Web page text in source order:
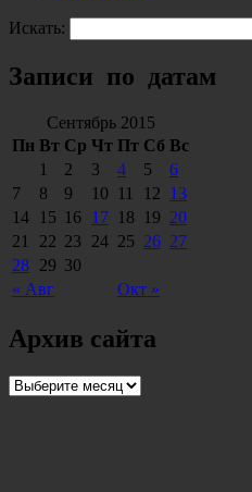
Искать:
Записи по датам
Сентябрь 2015
Пн Вт Ср Чт Пт Сб Вс
« Авг Окт »
1 2 3 4 5
6
7
8 9 10 11 12 13
14
15 16 17 18 19 20
21
22 23 24 25 26 27
28 29 30
Архив сайта